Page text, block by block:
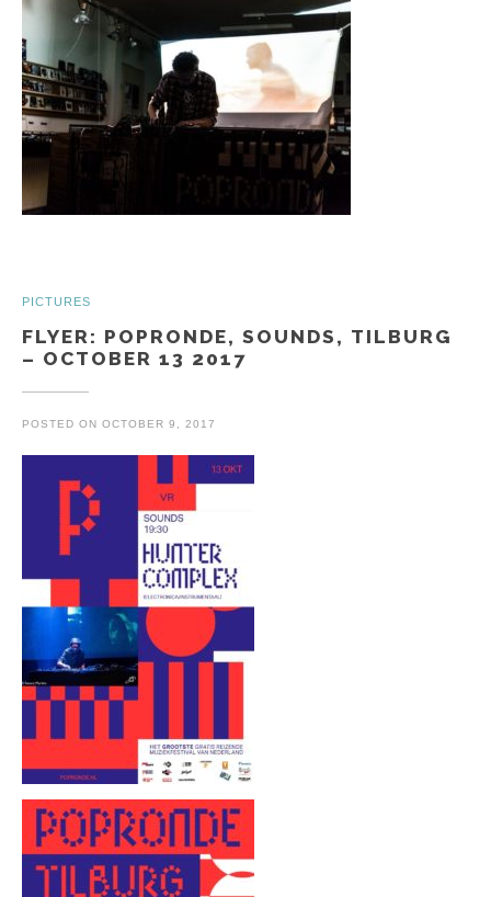
PICTURES
FLYER: POPRONDE, SOUNDS, TILBURG
– OCTOBER 13 2017
POSTED ON OCTOBER 9, 2017